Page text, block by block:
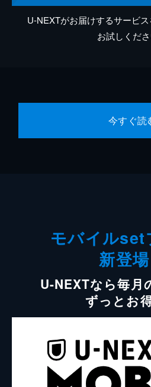
U-NEXTがお届けするサービ
お試しくださ
今すぐ読
モバイルset
新登場
U-NEXTなら毎月
ずっとお